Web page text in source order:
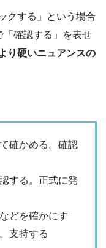
クする」という場合
「確認する」を表せ
り硬いニュアンスの
確かめる。確認
する。正式に発
どを確かにす
支持する